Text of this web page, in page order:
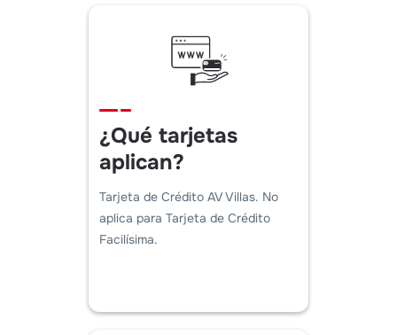
¿Qué tarjetas
aplican?
Tarjeta de Crédito AV Villas. No
aplica para Tarjeta de Crédito
Facilísima.